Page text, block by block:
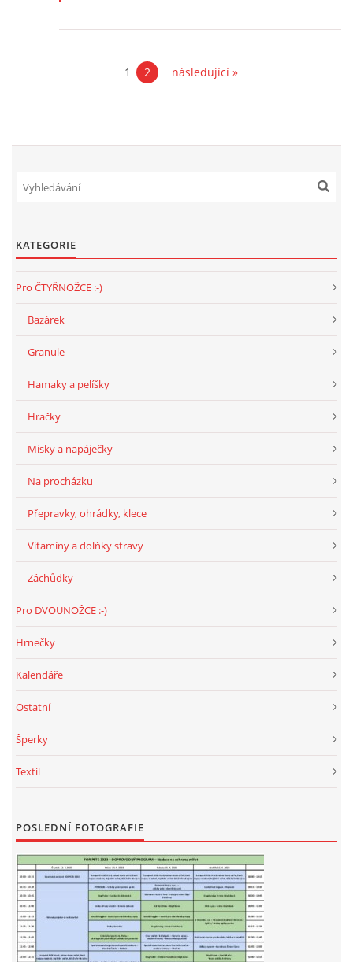
1 2 následující »
KATEGORIE
Pro ČTYŘNOŽCE :-)
Bazárek
Granule
Hamaky a pelíšky
Hračky
Misky a napáječky
Na procházku
Přepravky, ohrádky, klece
Vitamíny a dolňky stravy
Záchůdky
Pro DVOUNOŽCE :-)
Hrnečky
Kalendáře
Ostatní
Šperky
Textil
POSLEDNÍ FOTOGRAFIE